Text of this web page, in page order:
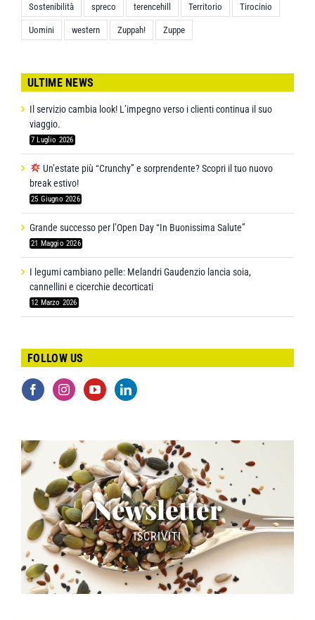
Sostenibilità spreco terencehill Territorio Tirocinio
Uomini western Zuppah! Zuppe
ULTIME NEWS
Il servizio cambia look! L’impegno verso i clienti continua il suo
viaggio.
7 Luglio 2026
Un’estate più “Crunchy” e sorprendente? Scopri il tuo nuovo
break estivo!
25 Giugno 2026
Grande successo per l’Open Day “In Buonissima Salute”
21 Maggio 2026
I legumi cambiano pelle: Melandri Gaudenzio lancia soia,
cannellini e cicerchie decorticati
12 Marzo 2026
FOLLOW US
Newsletter
ISCRIVITI